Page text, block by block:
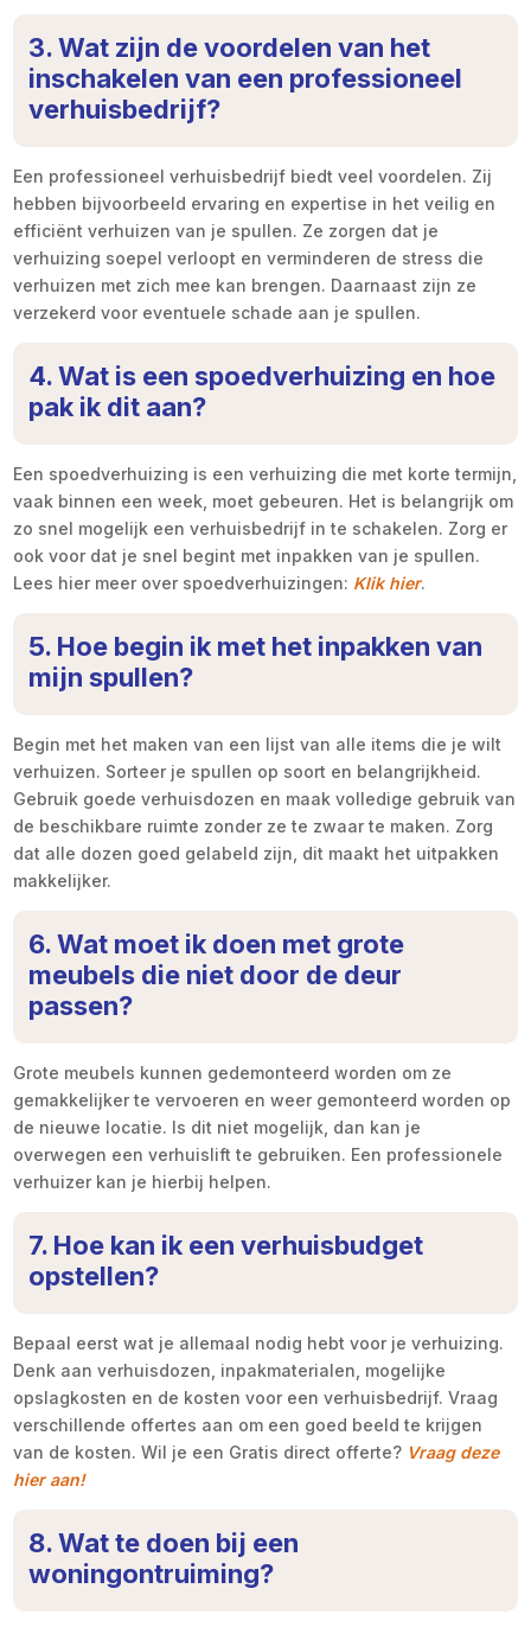
3. Wat zijn de voordelen van het
inschakelen van een professioneel
verhuisbedrijf?
Een professioneel verhuisbedrijf biedt veel voordelen. Zij
hebben bijvoorbeeld ervaring en expertise in het veilig en
efficiënt verhuizen van je spullen. Ze zorgen dat je
verhuizing soepel verloopt en verminderen de stress die
verhuizen met zich mee kan brengen. Daarnaast zijn ze
verzekerd voor eventuele schade aan je spullen.
4. Wat is een spoedverhuizing en hoe
pak ik dit aan?
Een spoedverhuizing is een verhuizing die met korte termijn,
vaak binnen een week, moet gebeuren. Het is belangrijk om
zo snel mogelijk een verhuisbedrijf in te schakelen. Zorg er
ook voor dat je snel begint met inpakken van je spullen.
Lees hier meer over spoedverhuizingen: Klik hier.
5. Hoe begin ik met het inpakken van
mijn spullen?
Begin met het maken van een lijst van alle items die je wilt
verhuizen. Sorteer je spullen op soort en belangrijkheid.
Gebruik goede verhuisdozen en maak volledige gebruik van
de beschikbare ruimte zonder ze te zwaar te maken. Zorg
dat alle dozen goed gelabeld zijn, dit maakt het uitpakken
makkelijker.
6. Wat moet ik doen met grote
meubels die niet door de deur
passen?
Grote meubels kunnen gedemonteerd worden om ze
gemakkelijker te vervoeren en weer gemonteerd worden op
de nieuwe locatie. Is dit niet mogelijk, dan kan je
overwegen een verhuislift te gebruiken. Een professionele
verhuizer kan je hierbij helpen.
7. Hoe kan ik een verhuisbudget
opstellen?
Bepaal eerst wat je allemaal nodig hebt voor je verhuizing.
Denk aan verhuisdozen, inpakmaterialen, mogelijke
opslagkosten en de kosten voor een verhuisbedrijf. Vraag
verschillende offertes aan om een goed beeld te krijgen
van de kosten. Wil je een Gratis direct offerte? Vraag deze
hier aan!
8. Wat te doen bij een
woningontruiming?